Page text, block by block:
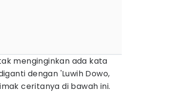
menginginkan ada kata
dengan 'Luwih Dowo,
ceritanya di bawah ini.